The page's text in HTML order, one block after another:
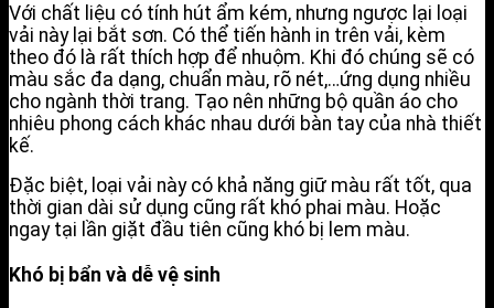
Với chất liệu có tính hút ẩm kém, nhưng ngược lại loại
vải này lại bắt sơn. Có thể tiến hành in trên vải, kèm
theo đó là rất thích hợp để nhuộm. Khi đó chúng sẽ có
màu sắc đa dạng, chuẩn màu, rõ nét,…ứng dụng nhiều
cho ngành thời trang. Tạo nên những bộ quần áo cho
nhiêu phong cách khác nhau dưới bàn tay của nhà thiết
kế.
Đặc biệt, loại vải này có khả năng giữ màu rất tốt, qua
thời gian dài sử dụng cũng rất khó phai màu. Hoặc
ngay tại lần giặt đầu tiên cũng khó bị lem màu.
Khó bị bẩn và dễ vệ sinh